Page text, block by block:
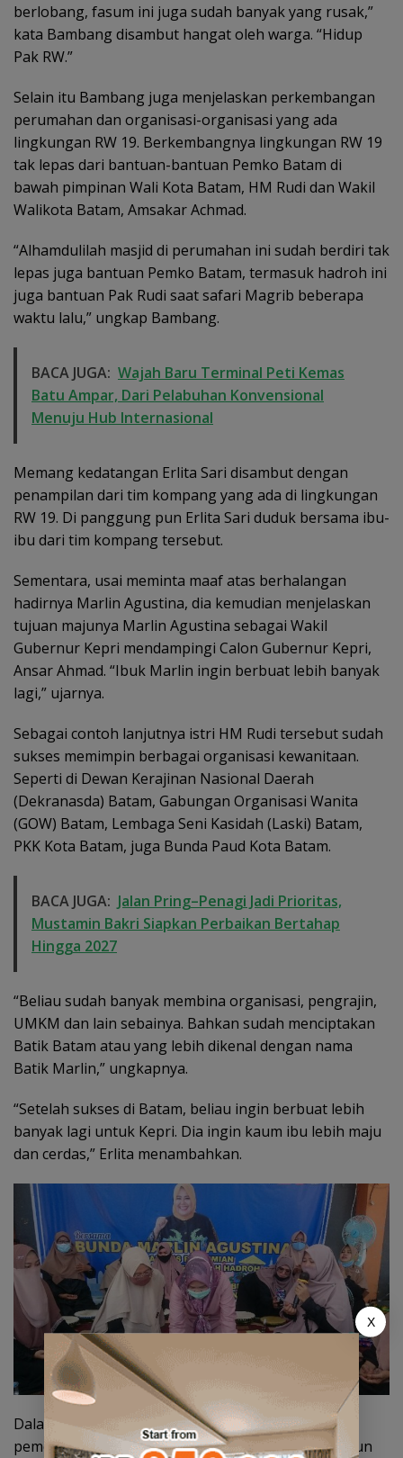
berlobang, fasum ini juga sudah banyak yang rusak,”
kata Bambang disambut hangat oleh warga. “Hidup
Pak RW.”
Selain itu Bambang juga menjelaskan perkembangan
perumahan dan organisasi-organisasi yang ada
lingkungan RW 19. Berkembangnya lingkungan RW 19
tak lepas dari bantuan-bantuan Pemko Batam di
bawah pimpinan Wali Kota Batam, HM Rudi dan Wakil
Walikota Batam, Amsakar Achmad.
“Alhamdulilah masjid di perumahan ini sudah berdiri tak
lepas juga bantuan Pemko Batam, termasuk hadroh ini
juga bantuan Pak Rudi saat safari Magrib beberapa
waktu lalu,” ungkap Bambang.
BACA JUGA: Wajah Baru Terminal Peti Kemas
Batu Ampar, Dari Pelabuhan Konvensional
Menuju Hub Internasional
Memang kedatangan Erlita Sari disambut dengan
penampilan dari tim kompang yang ada di lingkungan
RW 19. Di panggung pun Erlita Sari duduk bersama ibu-
ibu dari tim kompang tersebut.
Sementara, usai meminta maaf atas berhalangan
hadirnya Marlin Agustina, dia kemudian menjelaskan
tujuan majunya Marlin Agustina sebagai Wakil
Gubernur Kepri mendampingi Calon Gubernur Kepri,
Ansar Ahmad. “Ibuk Marlin ingin berbuat lebih banyak
lagi,” ujarnya.
Sebagai contoh lanjutnya istri HM Rudi tersebut sudah
sukses memimpin berbagai organisasi kewanitaan.
Seperti di Dewan Kerajinan Nasional Daerah
(Dekranasda) Batam, Gabungan Organisasi Wanita
(GOW) Batam, Lembaga Seni Kasidah (Laski) Batam,
PKK Kota Batam, juga Bunda Paud Kota Batam.
BACA JUGA: Jalan Pring–Penagi Jadi Prioritas,
Mustamin Bakri Siapkan Perbaikan Bertahap
Hingga 2027
“Beliau sudah banyak membina organisasi, pengrajin,
UMKM dan lain sebainya. Bahkan sudah menciptakan
Batik Batam atau yang lebih dikenal dengan nama
Batik Marlin,” ungkapnya.
“Setelah sukses di Batam, beliau ingin berbuat lebih
banyak lagi untuk Kepri. Dia ingin kaum ibu lebih maju
dan cerdas,” Erlita menambahkan.
Dalam kesempatan itu, di akhir acara dilakukan
pemotongan tumpeng, sebagai syukuran satu tahun
X